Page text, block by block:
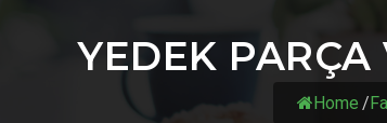
YEDEK
Home /